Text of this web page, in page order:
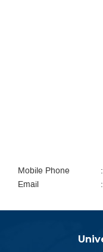
Mobile Phone
:
Email
: